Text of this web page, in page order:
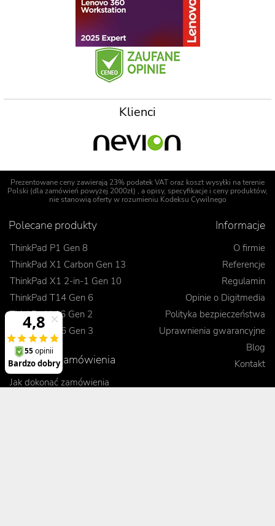
Klienci
Prezentowane ceny zawierają 23% podatek VAT oraz koszt wysyłki na terenie
Polski (dla zamówień powyżej 2000zł) , a opisy, specyfikacje i ceny produktów,
nie stanowią oferty w rozumieniu Kodeksu Cywilnego
Polecane produkty
ThinkPad P1 Gen 8
ThinkPad X1 Carbon Gen 13
ThinkPad X1 2-in-1 Gen 10
ThinkPad T14 Gen 6
ThinkPad L16 Gen 2
ThinkPad E16 Gen 3
Informacje
O firmie
Referencje
Regulamin
Opinie o Digitmedia
Polityka bezpieczeństwa
Uprawnienia gwarancyjne
Blog
Kontakt
Realizacje zamówienia
Jak dokonać zamówienia